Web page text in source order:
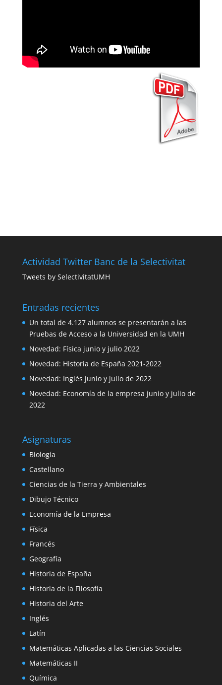
Actividad Twitter Banc de la Selectivitat
Tweets by SelectivitatUMH
Entradas recientes
Un total de 4.127 alumnos se presentarán a las
Pruebas de Acceso a la Universidad en la UMH
Novedad: Física junio y julio 2022
Novedad: Historia de España 2021-2022
Novedad: Inglés junio y julio de 2022
Novedad: Economía de la empresa junio y julio de
2022
Asignaturas
Biología
Castellano
Ciencias de la Tierra y Ambientales
Dibujo Técnico
Economía de la Empresa
Física
Francés
Geografía
Historia de España
Historia de la Filosofía
Historia del Arte
Inglés
Latín
Matemáticas Aplicadas a las Ciencias Sociales
Matemáticas II
Química